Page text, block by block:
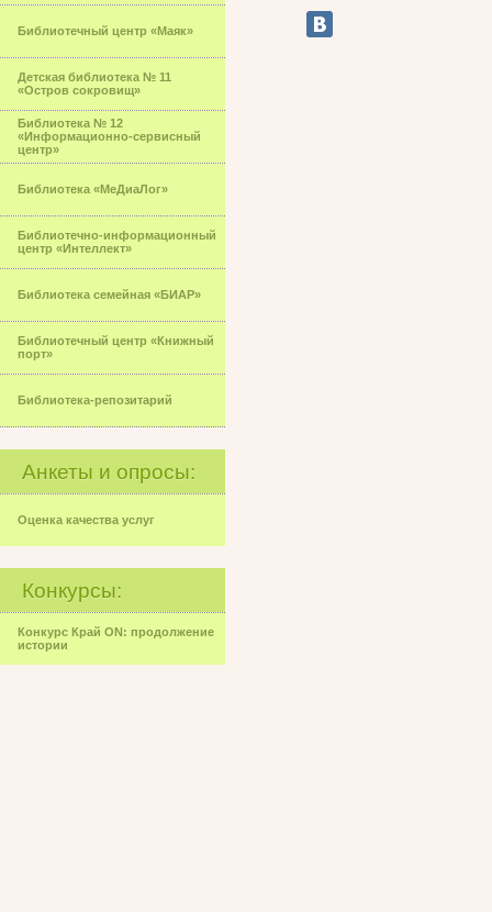
Библиотечный центр «Маяк»
Детская библиотека № 11
«Остров сокровищ»
Библиотека № 12
«Информационно-сервисный
центр»
Библиотека «МеДиаЛог»
Библиотечно-информационный
центр «Интеллект»
Библиотека семейная «БИАР»
Библиотечный центр «Книжный
порт»
Библиотека-репозитарий
Анкеты и опросы:
Оценка качества услуг
Конкурсы:
Конкурс Край ON: продолжение
истории